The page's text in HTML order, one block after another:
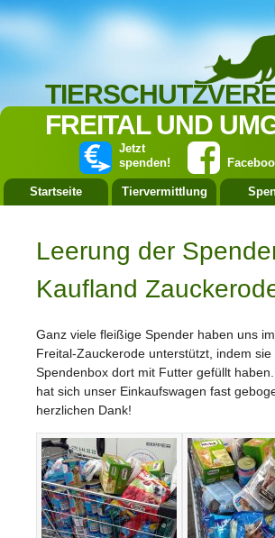
FREITAL UND
Jetzt
spenden!
Startseite Tiervermittlung
Leerung der
Kaufland
Ganz viele fleißige Spender haben uns
Freital-Zauckerode unterstützt, indem sie
Spendenbox dort mit Futter gefüllt
hat sich unser Einkaufswagen fast
herzlichen Dank!